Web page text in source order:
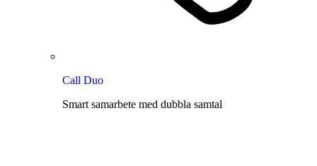
Call Duo
Smart samarbete med dubbla samtal